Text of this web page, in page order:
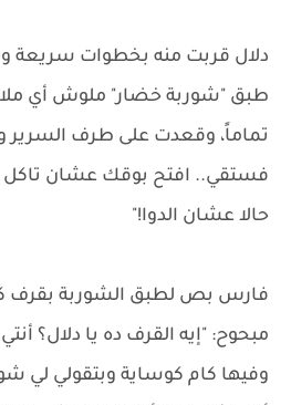
دلال قربت منه بخطوات سريعة
طبق "شوربة خضار" ملوش أي
تماماً، وقعدت على طرف السرير
فستقي.. افتح بوقك عشان تاكل
حالا عشان الدوا!"
فارس بص لطبق الشوربة بقرف
مبحوح: "إيه القرف ده يا دلال؟
وفيها كام كوساية وبتقولي لي